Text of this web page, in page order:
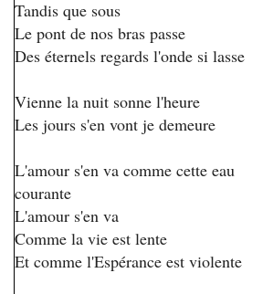
Tandis que sous
Le pont de nos bras passe
Des éternels regards l'onde si lasse
Vienne la nuit sonne l'heure
Les jours s'en vont je demeure
L'amour s'en va comme cette eau
courante
L'amour s'en va
Comme la vie est lente
Et comme l'Espérance est violente